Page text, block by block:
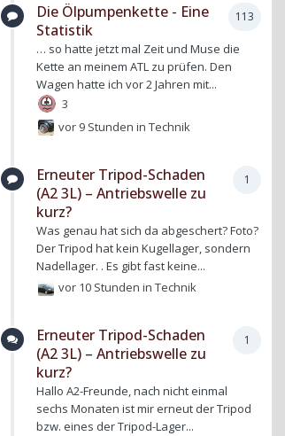
113
Die Ölpumpenkette - Eine
Statistik
… so hatte jetzt mal Zeit und Muse die
Kette an meinem ATL zu prüfen. Den
Wagen hatte ich vor 2 Jahren mit...
3
vor 9 Stunden inTechnik
1
Erneuter Tripod-Schaden
(A2 3L) – Antriebswelle zu
kurz?
Was genau hat sich da abgeschert? Foto?
Der Tripod hat kein Kugellager, sondern
Nadellager. . Es gibt fast keine...
vor 10 Stunden inTechnik
1
Erneuter Tripod-Schaden
(A2 3L) – Antriebswelle zu
kurz?
Hallo A2-Freunde, nach nicht einmal
sechs Monaten ist mir erneut der Tripod
bzw. eines der Tripod-Lager...